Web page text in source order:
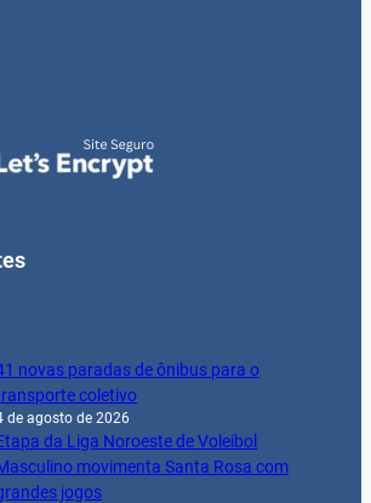
novas paradas de ônibus para o
coletivo
de agosto de 2026
da Liga Noroeste de Voleibol
movimenta Santa Rosa com
jogos